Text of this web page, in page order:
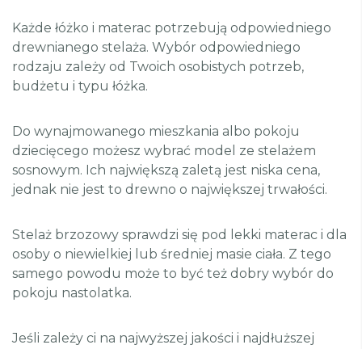
Każde łóżko i materac potrzebują odpowiedniego
drewnianego stelaża. Wybór odpowiedniego
rodzaju zależy od Twoich osobistych potrzeb,
budżetu i typu łóżka.
Do wynajmowanego mieszkania albo pokoju
dziecięcego możesz wybrać model ze stelażem
sosnowym. Ich największą zaletą jest niska cena,
jednak nie jest to drewno o największej trwałości.
Stelaż brzozowy sprawdzi się pod lekki materac i dla
osoby o niewielkiej lub średniej masie ciała. Z tego
samego powodu może to być też dobry wybór do
pokoju nastolatka.
Jeśli zależy ci na najwyższej jakości i najdłuższej